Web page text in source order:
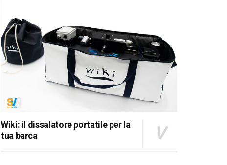
Wiki: il dissalatore portatile per la
tua barca